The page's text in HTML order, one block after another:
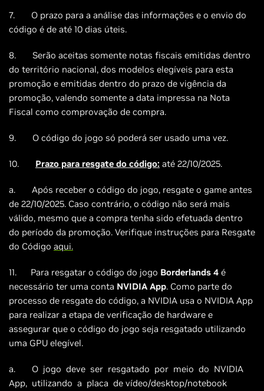
7. O prazo para a análise das informações e o envio do
código é de até 10 dias úteis.
8. Serão aceitas somente notas fiscais emitidas dentro
do território nacional, dos modelos elegíveis para esta
promoção e emitidas dentro do prazo de vigência da
promoção, valendo somente a data impressa na Nota
Fiscal como comprovação de compra.
9. O código do jogo só poderá ser usado uma vez.
10. Prazo para resgate do código: até 22/10/2025.
a. Após receber o código do jogo, resgate o game antes
de 22/10/2025. Caso contrário, o código não será mais
válido, mesmo que a compra tenha sido efetuada dentro
do período da promoção. Verifique instruções para Resgate
do Código aqui.
11. Para resgatar o código do jogo Borderlands 4 é
necessário ter uma conta NVIDIA App. Como parte do
processo de resgate do código, a NVIDIA usa o NVIDIA App
para realizar a etapa de verificação de hardware e
assegurar que o código do jogo seja resgatado utilizando
uma GPU elegível.
a. O jogo deve ser resgatado por meio do NVIDIA
App, utilizando a placa de vídeo/desktop/notebook